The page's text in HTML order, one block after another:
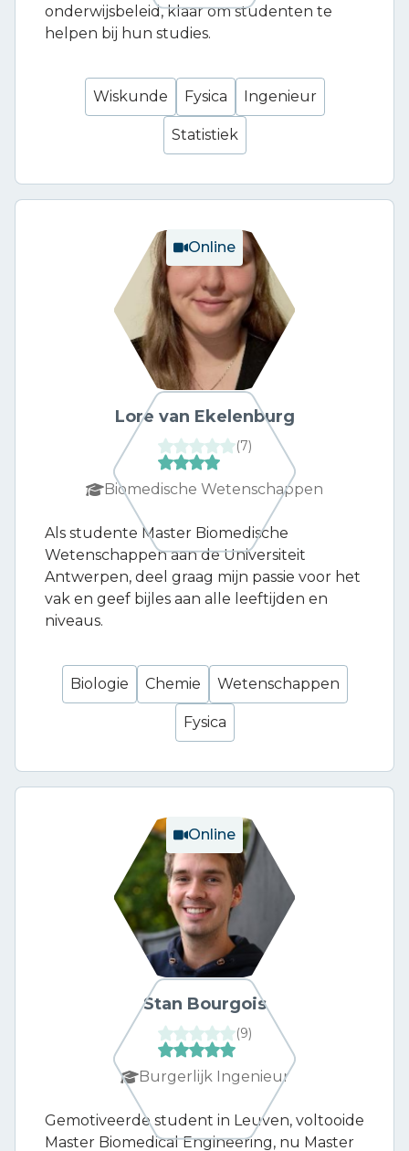
onderwijsbeleid, klaar om studenten te
helpen bij hun studies.
Wiskunde Fysica Ingenieur
Statistiek
Lore van Ekelenburg
(7)
Online
Biomedische Wetenschappen
Als studente Master Biomedische
Wetenschappen aan de Universiteit
Antwerpen, deel graag mijn passie voor het
vak en geef bijles aan alle leeftijden en
niveaus.
Biologie Chemie Wetenschappen
Fysica
Stan Bourgois
(9)
Online
Burgerlijk Ingenieur
Gemotiveerde student in Leuven, voltooide
Master Biomedical Engineering, nu Master